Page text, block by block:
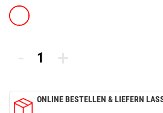
- +
ONLINE BESTELLEN & LIEFERN